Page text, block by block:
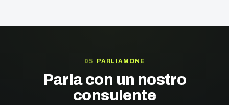
PARLIAMONE
Parla con un nostro
consulente